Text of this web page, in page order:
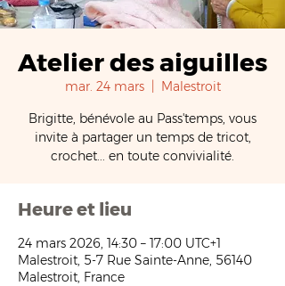
Atelier des aiguilles
mar. 24 mars
  |
Malestroit
Brigitte, bénévole au Pass'temps, vous
invite à partager un temps de tricot,
crochet... en toute convivialité.
Heure et lieu
24 mars 2026, 14:30 – 17:00 UTC+1
Malestroit, 5-7 Rue Sainte-Anne, 56140
Malestroit, France